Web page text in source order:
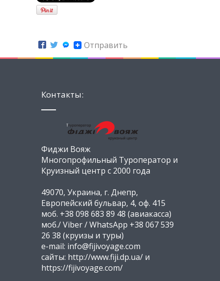
Отправить
Контакты:
Фиджи Вояж
Многопрофильный Туроператор и
Круизный центр с 2000 года
49070, Украина, г. Днепр,
Европейский бульвар, 4, оф. 415
моб. +38 098 683 89 48 (авиакасса)
моб./ Viber / WhatsApp +38 067 539
26 38 (круизы и туры)
e-mail: info@fijivoyage.com
сайты: http://www.fiji.dp.ua/ и
https://fijivoyage.com/